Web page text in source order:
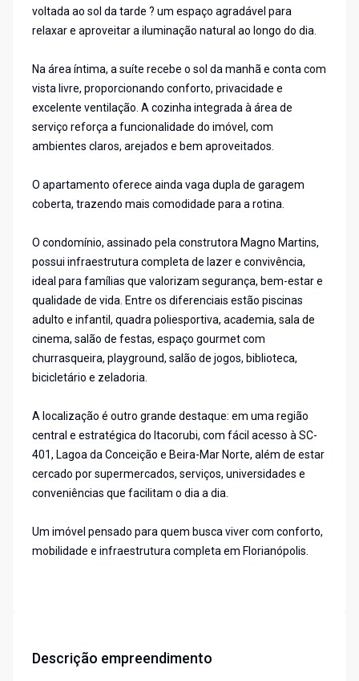
voltada ao sol da tarde ? um espaço agradável para
relaxar e aproveitar a iluminação natural ao longo do dia.
Na área íntima, a suíte recebe o sol da manhã e conta com
vista livre, proporcionando conforto, privacidade e
excelente ventilação. A cozinha integrada à área de
serviço reforça a funcionalidade do imóvel, com
ambientes claros, arejados e bem aproveitados.
O apartamento oferece ainda vaga dupla de garagem
coberta, trazendo mais comodidade para a rotina.
O condomínio, assinado pela construtora Magno Martins,
possui infraestrutura completa de lazer e convivência,
ideal para famílias que valorizam segurança, bem-estar e
qualidade de vida. Entre os diferenciais estão piscinas
adulto e infantil, quadra poliesportiva, academia, sala de
cinema, salão de festas, espaço gourmet com
churrasqueira, playground, salão de jogos, biblioteca,
bicicletário e zeladoria.
A localização é outro grande destaque: em uma região
central e estratégica do Itacorubi, com fácil acesso à SC-
401, Lagoa da Conceição e Beira-Mar Norte, além de estar
cercado por supermercados, serviços, universidades e
conveniências que facilitam o dia a dia.
Um imóvel pensado para quem busca viver com conforto,
mobilidade e infraestrutura completa em Florianópolis.
Descrição empreendimento